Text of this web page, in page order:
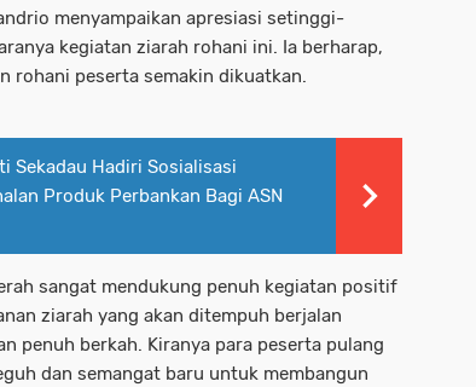
menyampaikan apresiasi setinggi-
kegiatan ziarah rohani ini. Ia berharap,
rohani peserta semakin dikuatkan.
Sekadau Hadiri Sosialisasi
Produk Perbankan Bagi ASN
sangat mendukung penuh kegiatan positif
ziarah yang akan ditempuh berjalan
penuh berkah. Kiranya para peserta pulang
dan semangat baru untuk membangun